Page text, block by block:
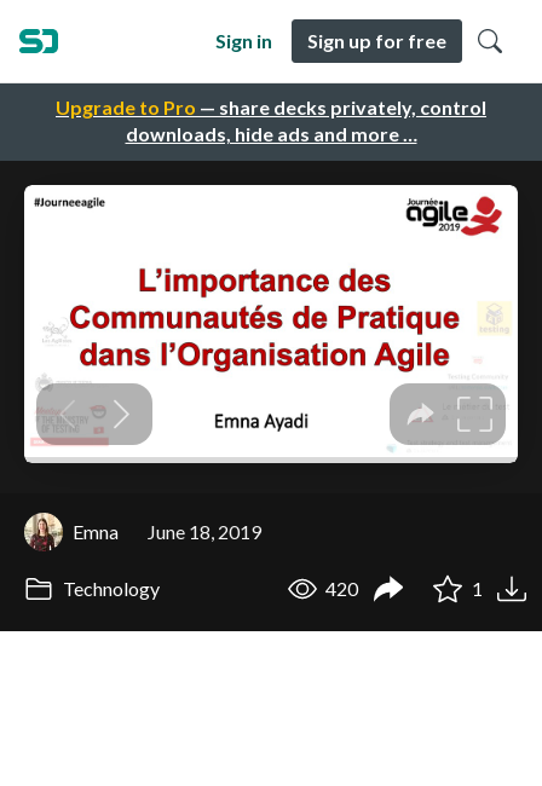
Upgrade to Pro — share decks privately, control
downloads, hide ads and more …
Sign in Sign up for free
Emna June 18, 2019
Technology 420 1